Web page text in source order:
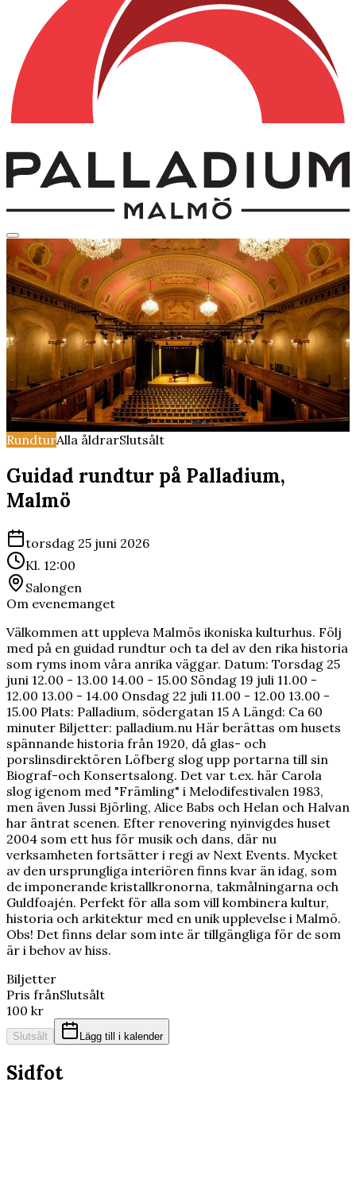
Rundtur Alla åldrarSlutsålt
Guidad rundtur på
Palladium, Malmö
torsdag 25 juni 2026
Kl. 12:00
Salongen
RundturAlla åldrarSlutsålt
Guidad rundtur på Palladium,
Malmö
torsdag 25 juni 2026
Kl. 12:00
Salongen
Om evenemanget
Välkommen att uppleva Malmös ikoniska kulturhus. Följ
med på en guidad rundtur och ta del av den rika historia
som ryms inom våra anrika väggar. Datum: Torsdag 25
juni 12.00 - 13.00 14.00 - 15.00 Söndag 19 juli 11.00 -
12.00 13.00 - 14.00 Onsdag 22 juli 11.00 - 12.00 13.00 -
15.00 Plats: Palladium, södergatan 15 A Längd: Ca 60
minuter Biljetter: palladium.nu Här berättas om husets
spännande historia från 1920, då glas- och
porslinsdirektören Löfberg slog upp portarna till sin
Biograf-och Konsertsalong. Det var t.ex. här Carola
slog igenom med "Främling" i Melodifestivalen 1983,
men även Jussi Björling, Alice Babs och Helan och Halvan
har äntrat scenen. Efter renovering nyinvigdes huset
2004 som ett hus för musik och dans, där nu
verksamheten fortsätter i regi av Next Events. Mycket
av den ursprungliga interiören finns kvar än idag, som
de imponerande kristallkronorna, takmålningarna och
Guldfoajén. Perfekt för alla som vill kombinera kultur,
historia och arkitektur med en unik upplevelse i Malmö.
Obs! Det finns delar som inte är tillgängliga för de som
är i behov av hiss.
Biljetter
Pris frånSlutsålt
100 kr
Slutsålt Lägg till i kalender
Sidfot